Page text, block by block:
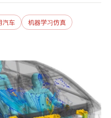
汽车
机器学习仿真